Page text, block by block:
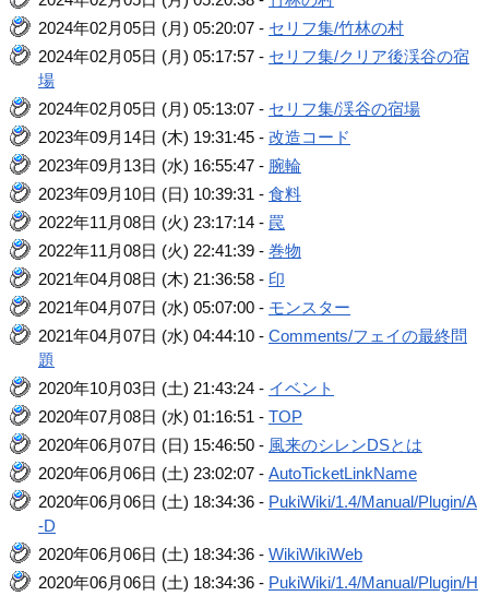
2024年02月05日 (月) 05:20:07 - セリフ集/竹林の村
2024年02月05日 (月) 05:17:57 - セリフ集/クリア後渓谷の宿
場
2024年02月05日 (月) 05:13:07 - セリフ集/渓谷の宿場
2023年09月14日 (木) 19:31:45 -改造コード
2023年09月13日 (水) 16:55:47 - 腕輪
2023年09月10日 (日) 10:39:31 -食料
2022年11月08日 (火) 23:17:14 - 罠
2022年11月08日 (火) 22:41:39 -巻物
2021年04月08日 (木) 21:36:58 - 印
2021年04月07日 (水) 05:07:00 - モンスター
2021年04月07日 (水) 04:44:10 -Comments/フェイの最終問
題
2020年10月03日 (土) 21:43:24 - イベント
2020年07月08日 (水) 01:16:51 -TOP
2020年06月07日 (日) 15:46:50 - 風来のシレンDSとは
2020年06月06日 (土) 23:02:07 -AutoTicketLinkName
2020年06月06日 (土) 18:34:36 - PukiWiki/1.4/Manual/Plugin/A
-D
2020年06月06日 (土) 18:34:36 -WikiWikiWeb
2020年06月06日 (土) 18:34:36 - PukiWiki/1.4/Manual/Plugin/H